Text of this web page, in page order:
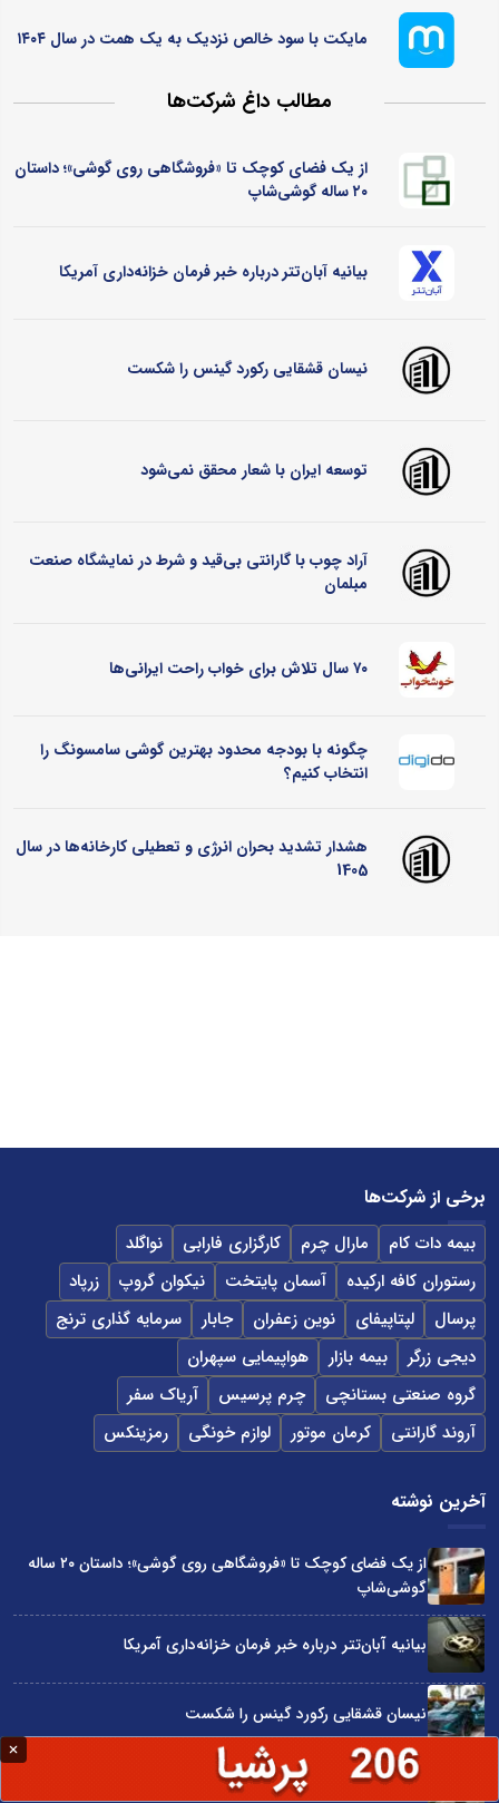
مایکت با سود خالص نزدیک به یک همت در سال ۱۴۰۴
مطالب داغ شرکت‌ها
از یک فضای کوچک تا «فروشگاهی روی گوشی»؛ داستان
۲۰ ساله گوشی‌شاپ
بیانیه آبان‌تتر درباره خبر فرمان خزانه‌داری آمریکا
نیسان قشقایی رکورد گینس را شکست
توسعه ایران با شعار محقق نمی‌شود
آراد چوب با گارانتی بی‌قید و شرط در نمایشگاه صنعت
مبلمان
۷۰ سال تلاش برای خواب راحت ایرانی‌ها
چگونه با بودجه محدود بهترین گوشی سامسونگ را
انتخاب کنیم؟
هشدار تشدید بحران انرژی و تعطیلی کارخانه‌ها در سال
1405
برخی از شرکت‌ها
بیمه دات کام مارال چرم کارگزاری فارابی
نواگلد
رستوران کافه ارکیده
آسمان پایتخت نیکوان گروپ
زرپاد
پرسال
لپتاپیفای نوین زعفران جابار
سرمایه گذاری ترنج
دیجی زرگر
بیمه بازار
هواپیمایی سپهران
گروه صنعتی بستانچی
چرم پرسیس
آریاک سفر
آروند گارانتی
کرمان موتور لوازم خونگی رمزینکس
آخرین نوشته
از یک فضای کوچک تا «فروشگاهی روی گوشی»؛ داستان ۲۰ ساله
گوشی‌شاپ
بیانیه آبان‌تتر درباره خبر فرمان خزانه‌داری آمریکا
نیسان قشقایی رکورد گینس را شکست
توسعه ایران با شعار محقق نمی‌شود